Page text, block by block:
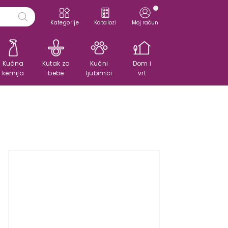
Kategorije Katalozi Moj račun
Kućna
kemija
Kutak za
bebe
Kućni
ljubimci
Dom i
vrt